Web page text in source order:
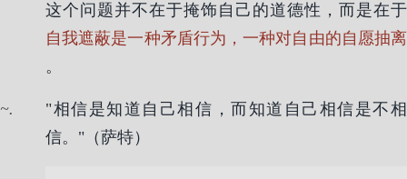
这个问题并不在于掩饰自己的道德性，而是在于
自我遮蔽是一种矛盾行为，一种对自由的自愿抽离
。
.
"相信是知道自己相信，而知道自己相信是不相
信。"（萨特）